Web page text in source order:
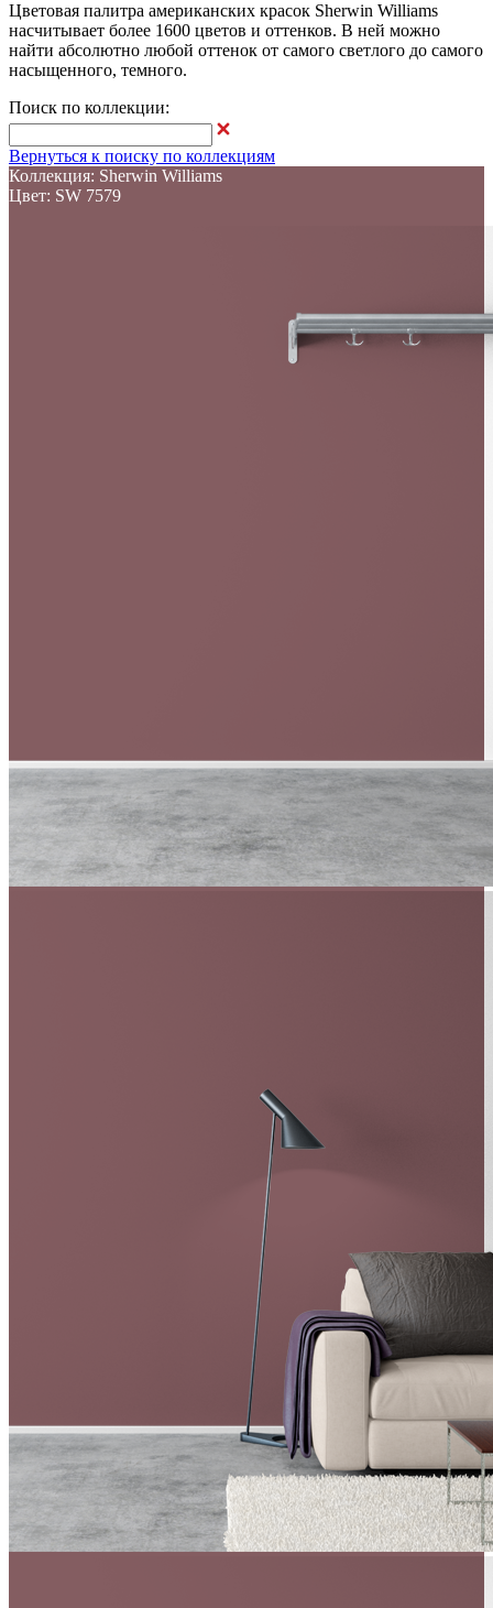
Цветовая палитра американских красок Sherwin Williams
насчитывает более 1600 цветов и оттенков. В ней можно
найти абсолютно любой оттенок от самого светлого до самого
насыщенного, темного.
Поиск по коллекции:
Вернуться к поиску по коллекциям
Коллекция: Sherwin Williams
Цвет: SW 7579